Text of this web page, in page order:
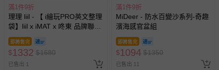
滿1件9折
理理 liil - 【 i繪玩PRO英文整理
袋】liil x iMAT x 咚東 品牌聯名
商品 (一組)
即將售完
$1332 $1680
已售出 1
滿1件9折
MiDeer - 防水百變沙系列-奇趣
濱海感官盆組
即將售完
$1094 $1350
已售出 11